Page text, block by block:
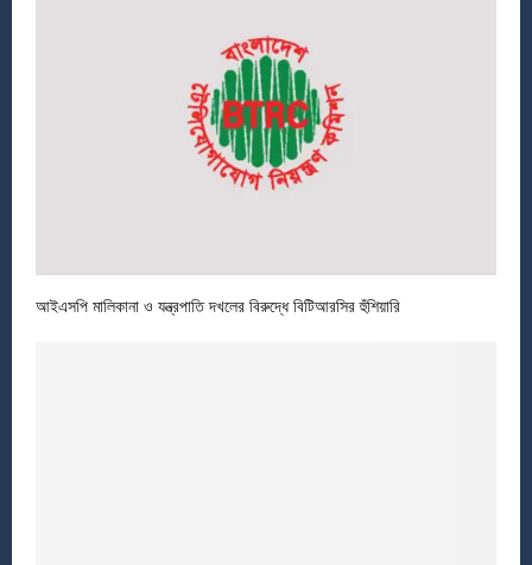
আইএসপি মালিকানা ও যন্ত্রপাতি দখলের বিরুদ্ধে বিটিআরসির হুঁশিয়ারি